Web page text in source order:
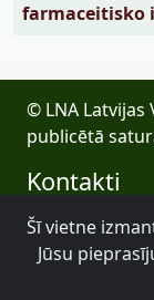
farmaceitisko
© LNA Latvijas
publicētā
Kontakti
E-pasts:
Tālrunis: +371
Bezdelīgu 1A,
Šī vietne
Jūsu